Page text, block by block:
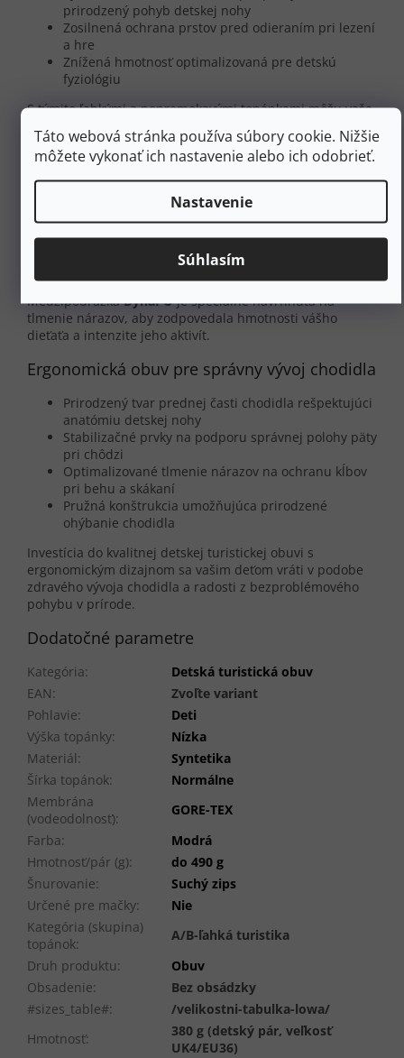
Táto webová stránka používa súbory cookie. Nižšie
môžete vykonať ich nastavenie alebo ich odobrieť.
Nastavenie
Súhlasím
prirodzený pohyb detskej nohy
Zosilnená ochrana prstov pred odieraním pri lezení
a hre
Znížená hmotnosť optimalizovaná pre detskú
fyziológiu
S týmito ľahkými a nepremokavými topánkami môžu vaše
deti bez problémov objavovať prírodu za každého počasia
a v rôznorodom teréne.
Zdravotné výhody detskej turistickej
vývoj chodidla vášho dieťaťa vďaka premyslenej
MONOWRAPposkytuje optimálnu
podporu klenby a vedenie pre prirodzený pohyb.
MedzipodrážkaDynaPUje špeciálne navrhnutá na
tlmenie nárazov, aby zodpovedala hmotnosti vášho
dieťaťa a intenzite jeho aktivít.
Ergonomická obuv pre správny vývoj chodidla
Prirodzený tvar prednej časti chodidla rešpektujúci
anatómiu detskej nohy
Stabilizačné prvky na podporu správnej polohy päty
pri chôdzi
Optimalizované tlmenie nárazov na ochranu kĺbov
pri behu a skákaní
Pružná konštrukcia umožňujúca prirodzené
ohýbanie chodidla
Investícia do kvalitnej detskej turistickej obuvi s
ergonomickým dizajnom sa vašim deťom vráti v podobe
zdravého vývoja chodidla a radosti z bezproblémového
pohybu v prírode.
Dodatočné parametre
Kategória:
Detská turistická obuv
EAN:
Zvoľte variant
Pohlavie:
Deti
Výška topánky:
Nízka
Materiál:
Syntetika
Šírka topánok:
Normálne
Membrána
(vodeodolnosť):
GORE-TEX
Farba:
Modrá
Hmotnosť/pár (g):
do 490 g
Šnurovanie:
Suchý zips
Určené pre mačky:
Nie
Kategória (skupina)
topánok:
A/B-ľahká turistika
Druh produktu:
Obuv
Obsadenie:
Bez obsádzky
#sizes_table#:
/velikostni-tabulka-lowa/
Hmotnosť:
380 g (detský pár, veľkosť
UK4/EU36)